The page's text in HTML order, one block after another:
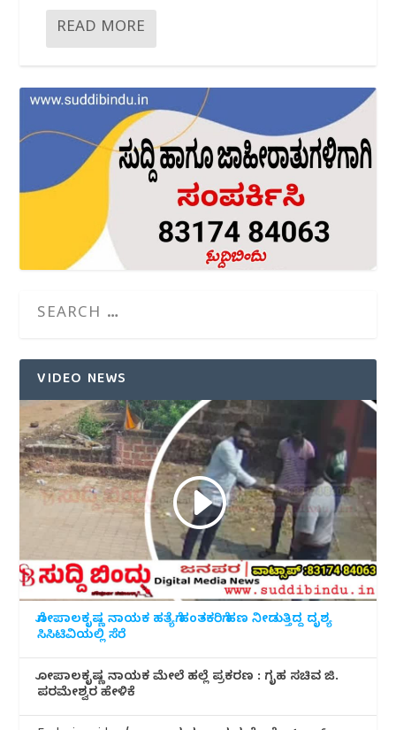
READ MORE
VIDEO NEWS
ಗೋಪಾಲಕೃಷ್ಣ ನಾಯಕ ಹತ್ಯೆಗೆ ಹಂತಕರಿಗೆ ಹಣ ನೀಡುತ್ತಿದ್ದ ದೃಶ್ಯ
ಸಿಸಿಟಿವಿಯಲ್ಲಿ ಸೆರೆ
ಗೋಪಾಲಕೃಷ್ಣ ನಾಯಕ ಮೇಲೆ ಹಲ್ಲೆ ಪ್ರಕರಣ : ಗೃಹ ಸಚಿವ ಜಿ.
ಪರಮೇಶ್ವರ ಹೇಳಿಕೆ